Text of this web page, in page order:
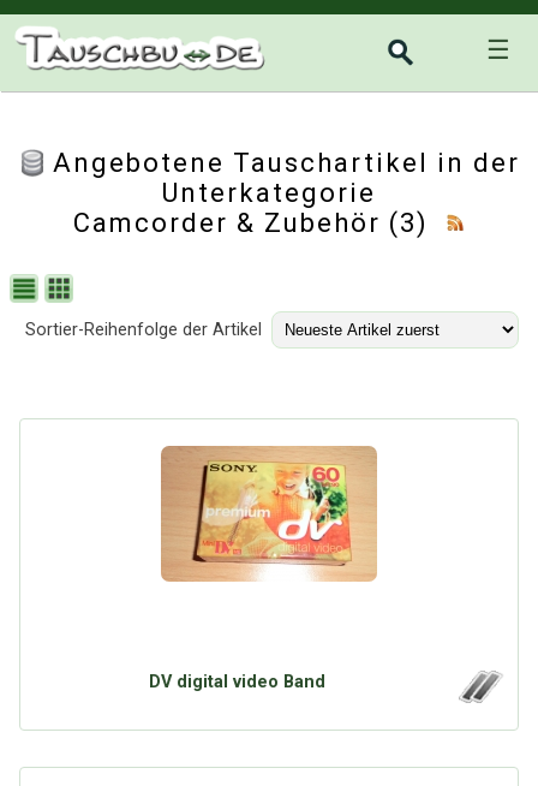
☰
Angebotene Tauschartikel in der
Unterkategorie
Camcorder & Zubehör (3)
Sortier-Reihenfolge der Artikel
DV digital video Band